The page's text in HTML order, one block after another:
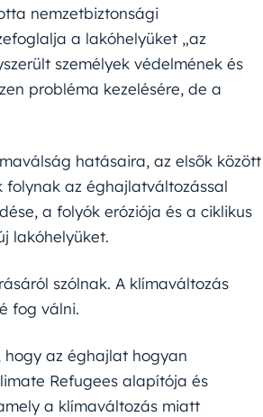
nemzetbiztonsági
a lakóhelyüket „az
személyek védelmének és
probléma kezelésére, de a
hatásaira, az elsők között
folynak az éghajlatváltozással
a folyók eróziója és a ciklikus
lakóhelyüket.
szólnak. A klímaváltozás
fog válni.
hogy az éghajlat hogyan
Refugees alapítója és
a klímaváltozás miatt